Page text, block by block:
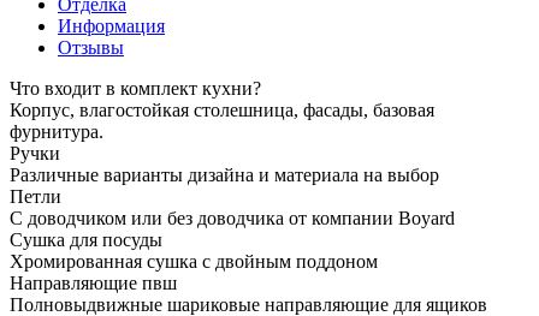
Информация
Отзывы
Что входит в комплект кухни?
Корпус, влагостойкая столешница, фасады, базовая
фурнитура.
Ручки
Различные варианты дизайна и материала на выбор
Петли
С доводчиком или без доводчика от компании Boyard
Сушка для посуды
Хромированная сушка с двойным поддоном
Направляющие пвш
Полновыдвижные шариковые направляющие для ящиков